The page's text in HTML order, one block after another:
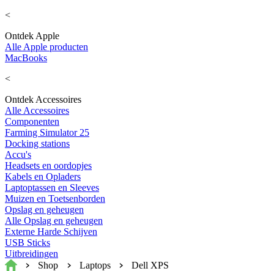
<
Ontdek Apple
Alle Apple producten
MacBooks
<
Ontdek Accessoires
Alle Accessoires
Componenten
Farming Simulator 25
Docking stations
Accu's
Headsets en oordopjes
Kabels en Opladers
Laptoptassen en Sleeves
Muizen en Toetsenborden
Opslag en geheugen
Alle Opslag en geheugen
Externe Harde Schijven
USB Sticks
Uitbreidingen
Home
Shop Laptops
Dell XPS